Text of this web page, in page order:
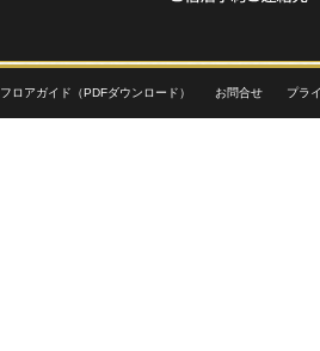
フロアガイド（PDFダウンロード） お問合せ プラ